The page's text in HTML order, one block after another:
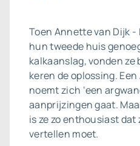
Toen Annette van Dijk -
hun tweede huis
kalkaanslag, vonden
keren de oplossing.
noemt zich ‘een
aanprijzingen gaat.
is ze zo enthousiast dat
vertellen moet.